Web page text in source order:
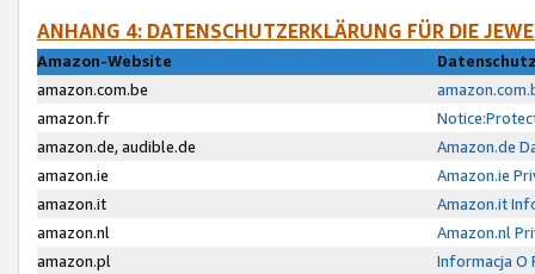
ANHANG 4: DATENSCHUTZERKLÄRUNG FÜR DIE
Amazon-Website
amazon.com.be
amazon.fr
amazon.de, audible.de
Amazon.de
amazon.ie
Amazon.ie
amazon.it
Amazon.it
amazon.nl
Amazon.nl
amazon.pl
Informacja O